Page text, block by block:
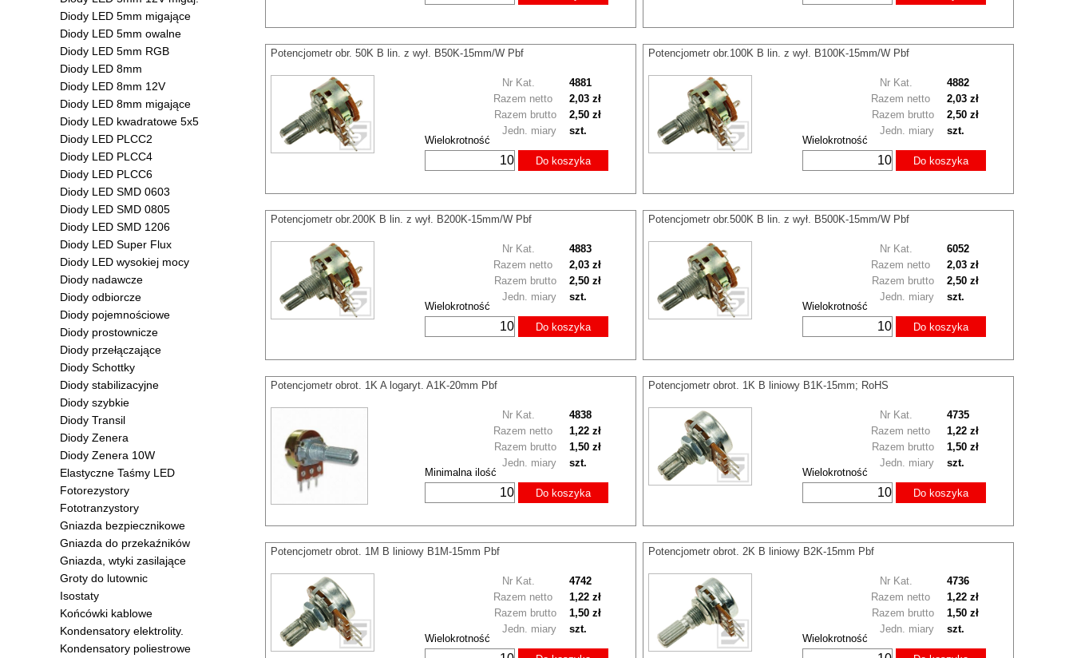
Diody LED 5mm migające
Diody LED 5mm owalne
Diody LED 5mm RGB
Diody LED 8mm
Diody LED 8mm 12V
Diody LED 8mm migające
Diody LED kwadratowe 5x5
Diody LED PLCC2
Diody LED PLCC4
Diody LED PLCC6
Diody LED SMD 0603
Diody LED SMD 0805
Diody LED SMD 1206
Diody LED Super Flux
Diody LED wysokiej mocy
Diody nadawcze
Diody odbiorcze
Diody pojemnościowe
Diody prostownicze
Diody przełączające
Diody Schottky
Diody stabilizacyjne
Diody szybkie
Diody Transil
Diody Zenera
Diody Zenera 10W
Elastyczne Taśmy LED
Fotorezystory
Fototranzystory
Gniazda bezpiecznikowe
Gniazda do przekaźników
Gniazda, wtyki zasilające
Groty do lutownic
Isostaty
Końcówki kablowe
Kondensatory elektrolity.
Kondensatory poliestrowe
Potencjometr obr. 50K B lin. z wył. B50K-15mm/W Pbf
Wielokrotność
Nr Kat. 4881
Razem brutto 2,50 zł
Razem netto 2,03 zł
Jedn. miary szt.
Do koszyka
Potencjometr obr.100K B lin. z wył. B100K-15mm/W Pbf
Wielokrotność
Nr Kat. 4882
Razem brutto 2,50 zł
Razem netto 2,03 zł
Jedn. miary szt.
Do koszyka
Potencjometr obr.200K B lin. z wył. B200K-15mm/W Pbf
Wielokrotność
Nr Kat. 4883
Razem brutto 2,50 zł
Razem netto 2,03 zł
Jedn. miary szt.
Do koszyka
Potencjometr obr.500K B lin. z wył. B500K-15mm/W Pbf
Wielokrotność
Nr Kat. 6052
Razem brutto 2,50 zł
Razem netto 2,03 zł
Jedn. miary szt.
Do koszyka
Potencjometr obrot. 1K A logaryt. A1K-20mm Pbf
Minimalna ilość
Nr Kat. 4838
Razem brutto 1,50 zł
Razem netto 1,22 zł
Jedn. miary szt.
Do koszyka
Potencjometr obrot. 1K B liniowy B1K-15mm; RoHS
Wielokrotność
Nr Kat. 4735
Razem brutto 1,50 zł
Razem netto 1,22 zł
Jedn. miary szt.
Do koszyka
Potencjometr obrot. 1M B liniowy B1M-15mm Pbf
Wielokrotność
Nr Kat. 4742
Razem brutto 1,50 zł
Razem netto 1,22 zł
Jedn. miary szt.
Potencjometr obrot. 2K B liniowy B2K-15mm Pbf
Wielokrotność
Nr Kat. 4736
Razem brutto 1,50 zł
Razem netto 1,22 zł
Jedn. miary szt.